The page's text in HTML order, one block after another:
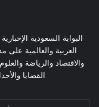
البوابة السعودية
العربية والعالمية على
والاقتصاد والرياضة
القضايا